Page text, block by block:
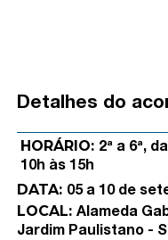
Detalhes do
HORÁRIO: 2ª a 6ª,
10h às 15h
DATA: 05 a 10 de
LOCAL: Alameda
Jardim Paulistano -